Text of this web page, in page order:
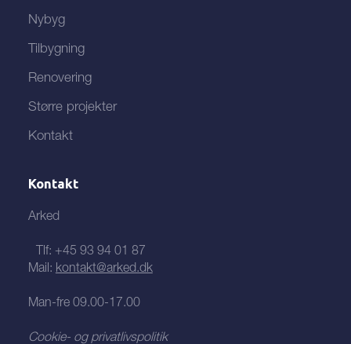
Nybyg
Tilbygning
Renovering
Større projekter
Kontakt
Kontakt
Arked
Tlf: +45 93 94 01 87
Mail: kontakt@arked.dk
Man-fre 09.00-17.00
Cookie- og privatlivspolitik